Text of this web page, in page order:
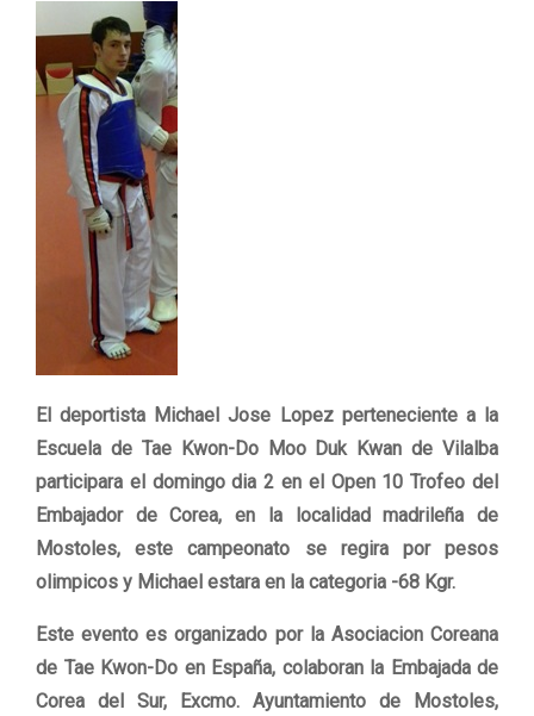
El deportista Michael Jose Lopez perteneciente a la
Escuela de Tae Kwon-Do Moo Duk Kwan de Vilalba
participara el domingo dia 2 en el Open 10 Trofeo del
Embajador de Corea, en la localidad madrileña de
Mostoles, este campeonato se regira por pesos
olimpicos y Michael estara en la categoria -68 Kgr.
Este evento es organizado por la Asociacion Coreana
de Tae Kwon-Do en España, colaboran la Embajada de
Corea del Sur, Excmo. Ayuntamiento de Mostoles,